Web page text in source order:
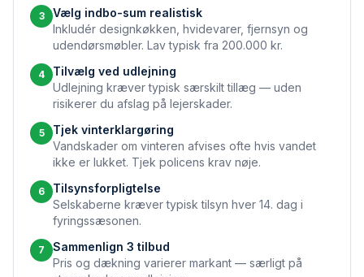
3
Vælg indbo-sum realistisk
Inkludér designkøkken, hvidevarer, fjernsyn og
udendørs­møbler. Lav typisk fra 200.000 kr.
4
Tilvælg ved udlejning
Udlejning kræver typisk særskilt tillæg — uden
risikerer du afslag på lejer­skader.
5
Tjek vinter­klargøring
Vandskader om vinteren afvises ofte hvis vandet
ikke er lukket. Tjek policens krav nøje.
6
Tilsynsforpligtelse
Selskaberne kræver typisk tilsyn hver 14. dag i
fyringssæsonen.
7
Sammenlign 3 tilbud
Pris og dækning varierer markant — særligt på